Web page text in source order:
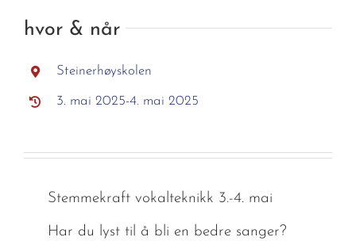
hvor & når
Steinerhøyskolen
3. mai 2025-4. mai 2025
Stemmekraft vokalteknikk 3.-4. mai
Har du lyst til å bli en bedre sanger?